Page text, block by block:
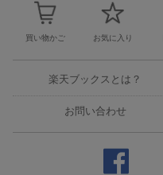
買い物かご お気に入り
楽天ブックスとは？
お問い合わせ